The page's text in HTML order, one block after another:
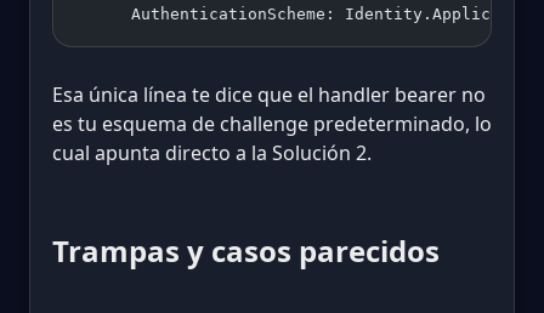
AuthenticationScheme:
Esa única línea te dice que el handler bearer no
es tu esquema de challenge predeterminado, lo
cual apunta directo a la Solución 2.
Trampas y casos parecidos